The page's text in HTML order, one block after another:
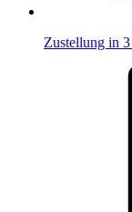
Zustellung in